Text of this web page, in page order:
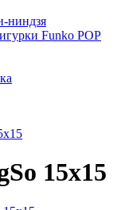
ниндзя
Funko POP
15x15